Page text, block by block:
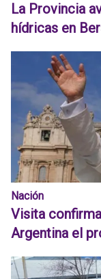
La Provincia
hídricas en
Nación
Visita
Argentina el